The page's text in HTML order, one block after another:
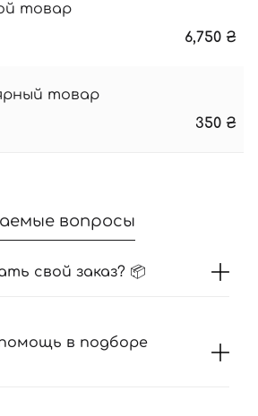
товар
6,750 ₴
товар
350 ₴
вопросы
свой заказ? 📦
в подборе